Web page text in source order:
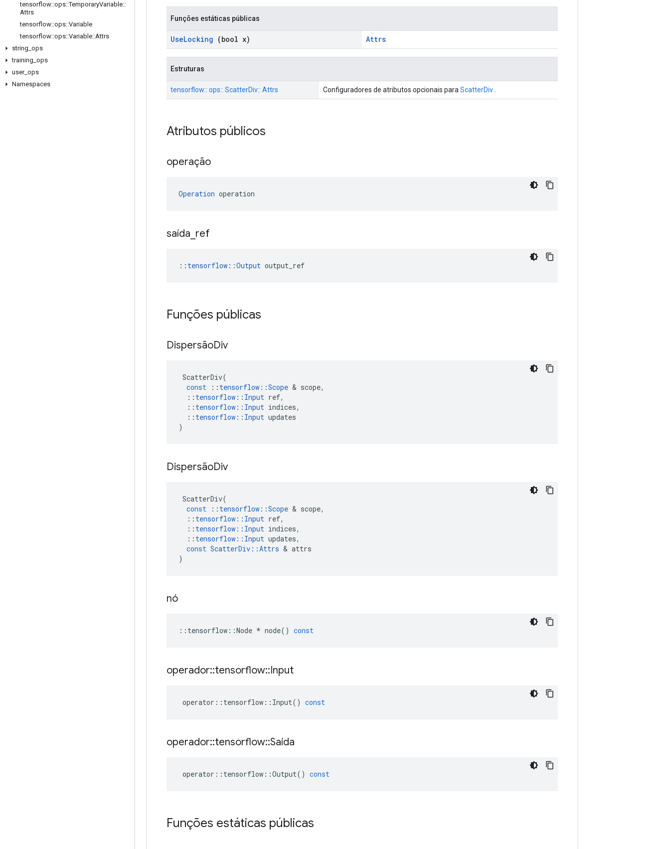
tensorflow::ops::TemporaryVariable::
Attrs
tensorflow::ops::Variable
tensorflow::ops::Variable::Attrs
string ops
training ops
user_ ops
Namespaces
Funções estáticas públicas
UseLocking (bool x) Attrs
Estruturas
tensorflow:: ops:: ScatterDiv:: Attrs Configuradores de atributos opcionais para ScatterDiv
Atributos públicos
operação
Operation operation
saída ref
:: tensorflow::Output output_ref
Funções públicas
DispersãoDiv
ScatterDiv(
const
:: tensorflow ::Scope & scope,
:: tensorflow :: Input ref,
:: tensorflow :: Input indices,
:: tensorflow :: Input updates
)
DispersãoDiv
ScatterDiv(
const
:: tensorflow ::Scope & scope,
:: tensorflow :: Input ref,
:: tensorflow :: Input indices,
:: tensorflow :: Input updates,
const ScatterDiv ::Attrs & attrs
)
nó
:: tensorflow ::Node * node() const
operador::tensorflow::Input
operator :: tensorflow :: Input() const
operador::tensorflow::Saída
operator :: tensorflow ::Output() const
Funções estáticas públicas